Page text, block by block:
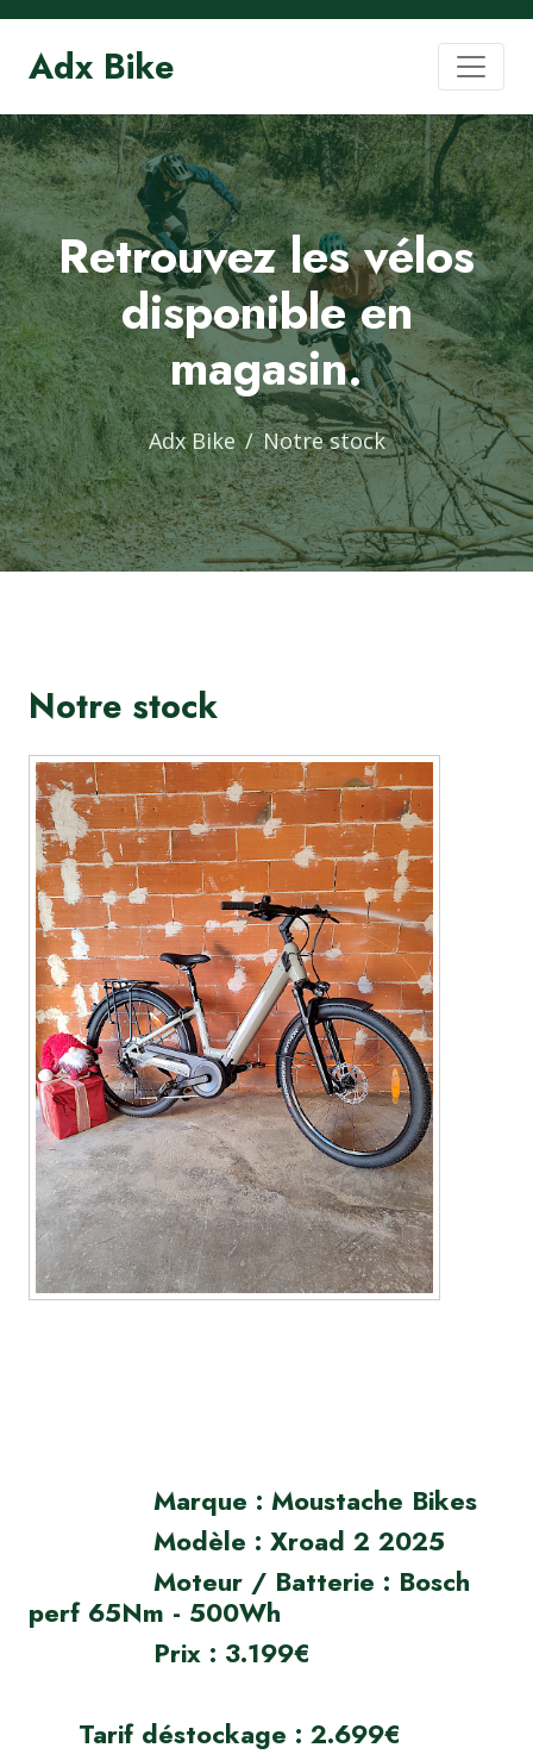
Adx Bike
Retrouvez les vélos
disponible en
magasin.
Adx Bike Notre stock
Notre stock
Marque : Moustache Bikes
Modèle : Xroad 2 2025
Moteur / Batterie : Bosch
perf 65Nm - 500Wh
Prix : 3.199€
Tarif déstockage : 2.699€